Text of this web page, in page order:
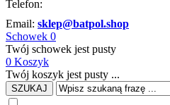
Telefon:
Email: sklep@batpol.shop
Schowek 0
Twój schowek jest pusty
0 Koszyk
Twój koszyk jest pusty ...
SZUKAJ